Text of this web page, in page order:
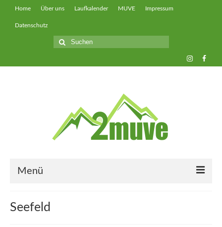
Home Über uns Laufkalender MUVE Impressum
Datenschutz
Suche
nach:
Menü
Seefeld